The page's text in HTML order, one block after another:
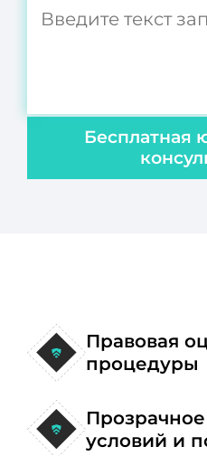
Бесплатная
Правовая
процедуры
условий и